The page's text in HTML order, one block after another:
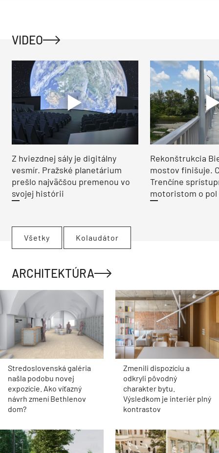
VIDEO
Z hviezdnej sály je digitálny
vesmír. Pražské planetárium
prešlo najväčšou premenou vo
svojej histórii
Rekonštrukcia
mostov finišuje.
Trenčíne
motoristom o pol
Všetky Kolaudátor
ARCHITEKTÚRA
Stredoslovenská galéria
našla podobu novej
expozície. Ako víťazný
návrh zmení Bethlenov
dom?
Zmenili dispozíciu a
odkryli pôvodný
charakter bytu.
Výsledkom je interiér plný
kontrastov